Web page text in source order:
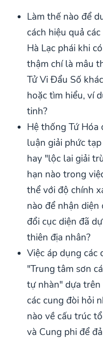
Làm thế nào để
cách hiệu quả
Hà Lạc phái khi
thậm chí là mâu
Tử Vi Đẩu Số
hoặc tìm hiểu, ví
tinh?
Hệ thống Tứ Hóa
luận giải phức
hay "lộc lai giải
hạn nào trong
thể với độ chính
nào để nhận
đổi cục diện đã
thiên địa nhân?
Việc áp dụng các
"Trung tâm sơn
tự nhàn" dựa trên
các cung đòi hỏi
nào về cấu trúc
và Cung phi để